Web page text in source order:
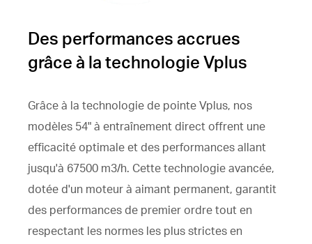
Des performances accrues
grâce à la technologie Vplus
Grâce à la technologie de pointe Vplus, nos
modèles 54" à entraînement direct offrent une
efficacité optimale et des performances allant
jusqu'à 67500 m3/h. Cette technologie avancée,
dotée d'un moteur à aimant permanent, garantit
des performances de premier ordre tout en
respectant les normes les plus strictes en